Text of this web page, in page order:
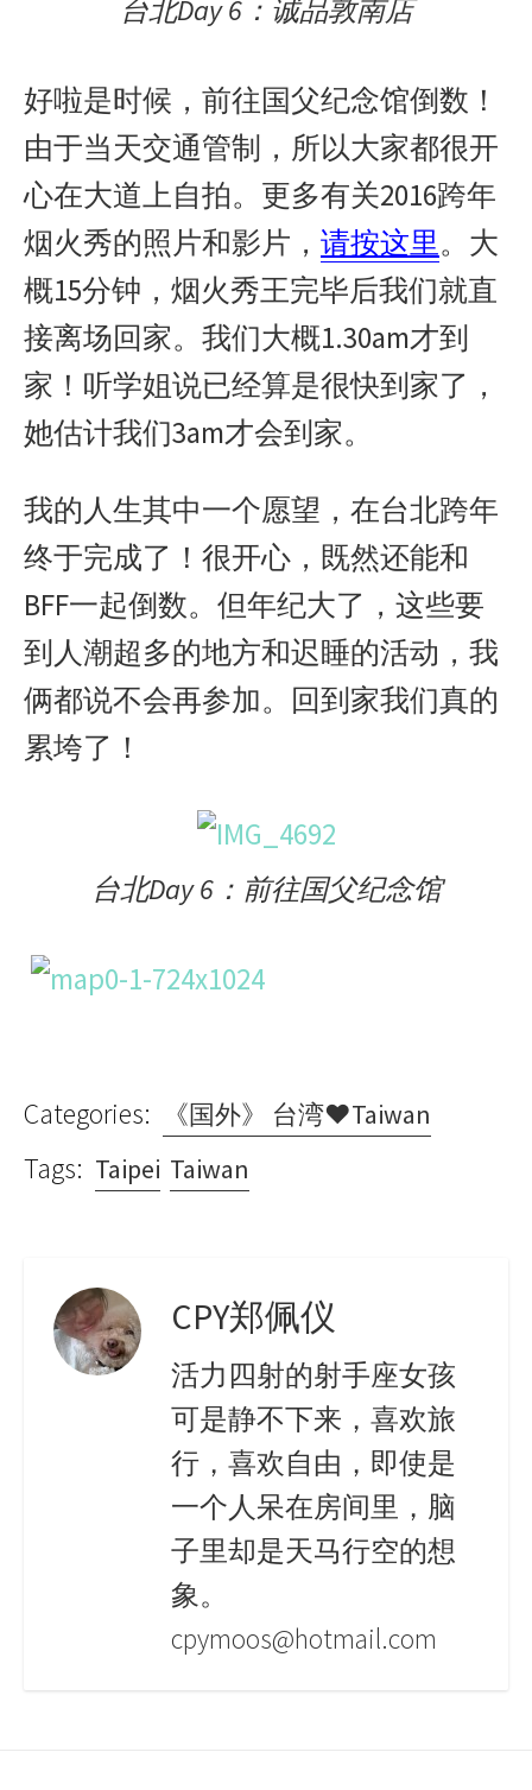
台北Day 6：诚品敦南店
好啦是时候，前往国父纪念馆倒数！
由于当天交通管制，所以大家都很开
心在大道上自拍。更多有关2016跨年
烟火秀的照片和影片， 请按这里。大
概15分钟，烟火秀王完毕后我们就直
接离场回家。我们大概1.30am才到
家！听学姐说已经算是很快到家了，
她估计我们3am才会到家。
我的人生其中一个愿望，在台北跨年
终于完成了！很开心，既然还能和
BFF一起倒数。但年纪大了，这些要
到人潮超多的地方和迟睡的活动，我
俩都说不会再参加。回到家我们真的
累垮了！
台北Day 6：前往国父纪念馆
Categories: 《国外》 台湾♥Taiwan
Tags: Taipei Taiwan
CPY郑佩仪
活力四射的射手座女孩
可是静不下来，喜欢旅
行，喜欢自由，即使是
一个人呆在房间里，脑
子里却是天马行空的想
象。
cpymoos@hotmail.com